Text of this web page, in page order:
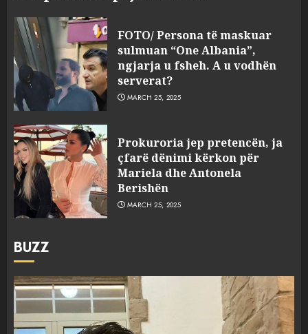
FOTO/ Persona të maskuar
sulmuan “One Albania”,
ngjarja u fsheh. A u vodhën
serverat?
MARCH 25, 2025
Prokuroria jep pretencën, ja
çfarë dënimi kërkon për
Mariela dhe Antonela
Berishën
MARCH 25, 2025
BUZZ